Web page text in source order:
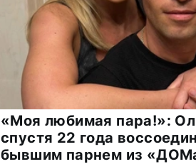
«Моя любимая пара!»:
спустя 22 года
бывшим парнем из